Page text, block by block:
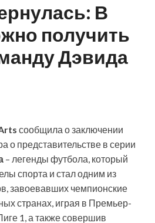
В
получить
Дэвида
сообщила о заключении
о представительстве в серии
– легенды футбола, который
спорта и стал одним из
завоевавших чемпионские
странах, играя в Премьер-
1, а также совершив